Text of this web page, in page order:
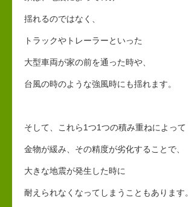
揺れるのではなく、
トラックやトレーラーといった
大型車両が家の前を通った時や、
台風の時のような強風時にも揺れます。
そして、これら1つ1つの積み重ねによって
金物が緩み、その精度が劣化することで、
大きな地震が発生した時に
耐えられなくなってしまうこともあります。